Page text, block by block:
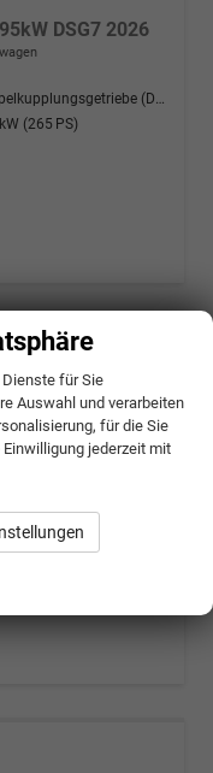
DSG7 2026
Doppelkupplungsgetriebe (DSG)
(265 PS)
mit Kurzzeitzulassung
Doppelkupplungsgetriebe (DSG)
für Sie
Auswahl und verarbeiten
für die Sie
jederzeit mit